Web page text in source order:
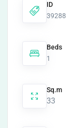
ID
39288
Beds
1
Sq.m
33